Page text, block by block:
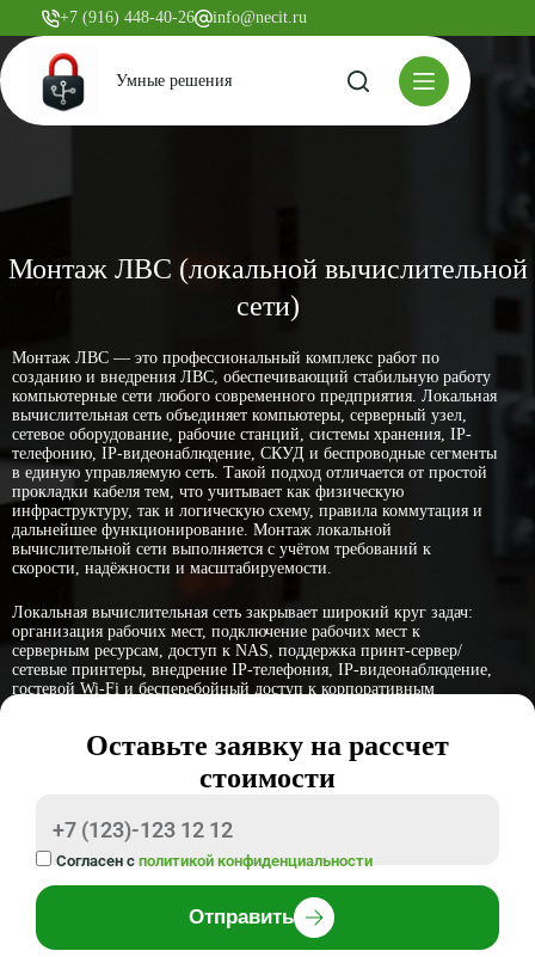
+7 (916) 448-40-26 info@necit.ru
Умные решения
Монтаж ЛВС (локальной вычислительной
сети)
Монтаж ЛВС — это профессиональный комплекс работ по
созданию и внедрения ЛВС, обеспечивающий стабильную работу
компьютерные сети любого современного предприятия. Локальная
вычислительная сеть объединяет компьютеры, серверный узел,
сетевое оборудование, рабочие станций, системы хранения, IP-
телефонию, IP-видеонаблюдение, СКУД и беспроводные сегменты
в единую управляемую сеть. Такой подход отличается от простой
прокладки кабеля тем, что учитывает как физическую
инфраструктуру, так и логическую схему, правила коммутация и
дальнейшее функционирование. Монтаж локальной
вычислительной сети выполняется с учётом требований к
скорости, надёжности и масштабируемости.
Локальная вычислительная сеть закрывает широкий круг задач:
организация рабочих мест, подключение рабочих мест к
серверным ресурсам, доступ к NAS, поддержка принт-сервер/
сетевые принтеры, внедрение IP-телефония, IP-видеонаблюдение,
гостевой Wi-Fi и бесперебойный доступ к корпоративным
Оставьте заявку на рассчет
стоимости
Согласен с политикой конфиденциальности
Отправить